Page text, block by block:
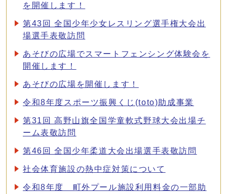
を開催します！
第43回 全国少年少女レスリング選手権大会出
場選手表敬訪問
あそびの広場でスマートフェンシング体験会を
開催します！
あそびの広場を開催します！
令和8年度スポーツ振興くじ(toto)助成事業
第31回 高野山旗全国学童軟式野球大会出場チ
ーム表敬訪問
第46回 全国少年柔道大会出場選手表敬訪問
社会体育施設の熱中症対策について
令和8年度 町外プール施設利用料金の一部助